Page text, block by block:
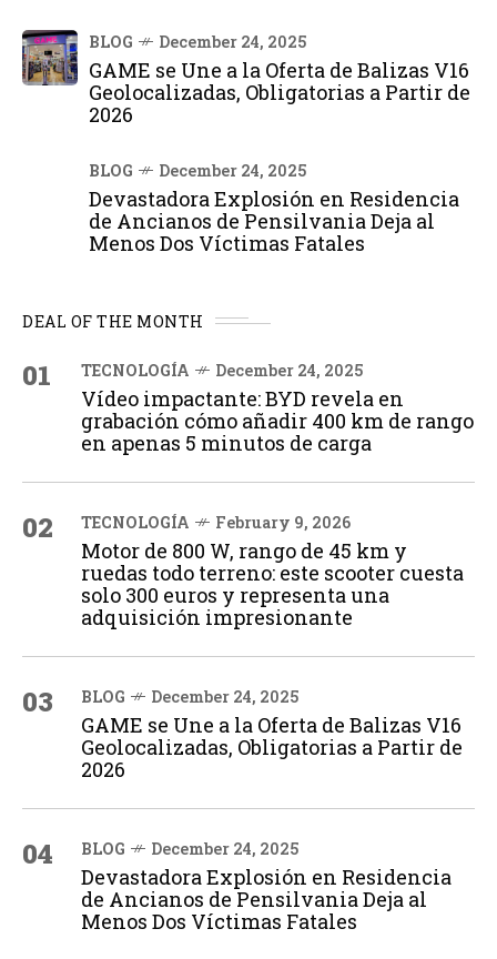
BLOG December 24, 2025
GAME se Une a la Oferta de Balizas V16
Geolocalizadas, Obligatorias a Partir de
2026
BLOG December 24, 2025
Devastadora Explosión en Residencia
de Ancianos de Pensilvania Deja al
Menos Dos Víctimas Fatales
DEAL OF THE MONTH
01 TECNOLOGÍA December 24, 2025
Vídeo impactante: BYD revela en
grabación cómo añadir 400 km de rango
en apenas 5 minutos de carga
02 TECNOLOGÍA February 9, 2026
Motor de 800 W, rango de 45 km y
ruedas todo terreno: este scooter cuesta
solo 300 euros y representa una
adquisición impresionante
03 BLOG December 24, 2025
GAME se Une a la Oferta de Balizas V16
Geolocalizadas, Obligatorias a Partir de
2026
04 BLOG December 24, 2025
Devastadora Explosión en Residencia
de Ancianos de Pensilvania Deja al
Menos Dos Víctimas Fatales